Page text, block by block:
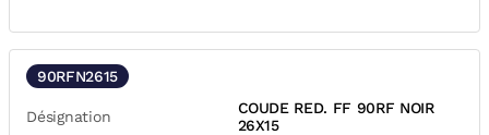
90RFN2615
Désignation
COUDE RED. FF 90RF NOIR
26X15